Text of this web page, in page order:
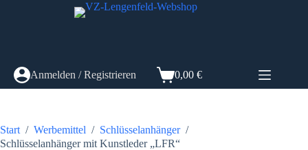
Anmelden / Registrieren Warenkorb
0,00 €
Start / Werbemittel / Schlüsselanhänger /
Schlüsselanhänger mit Kunstleder „LFR“